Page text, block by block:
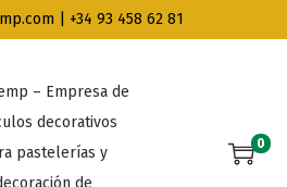
| +34 93 458 62 81
0